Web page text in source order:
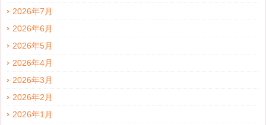
2026年7月
2026年6月
2026年5月
2026年4月
2026年3月
2026年2月
2026年1月